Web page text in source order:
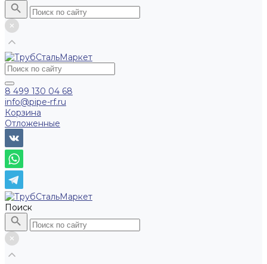
8 499 130 04 68
info@pipe-rf.ru
Корзина
Отложенные
Поиск